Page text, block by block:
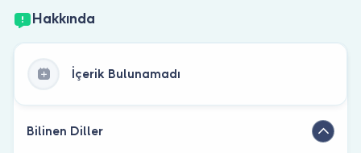
Hakkında
İçerik Bulunamadı
Bilinen Diller